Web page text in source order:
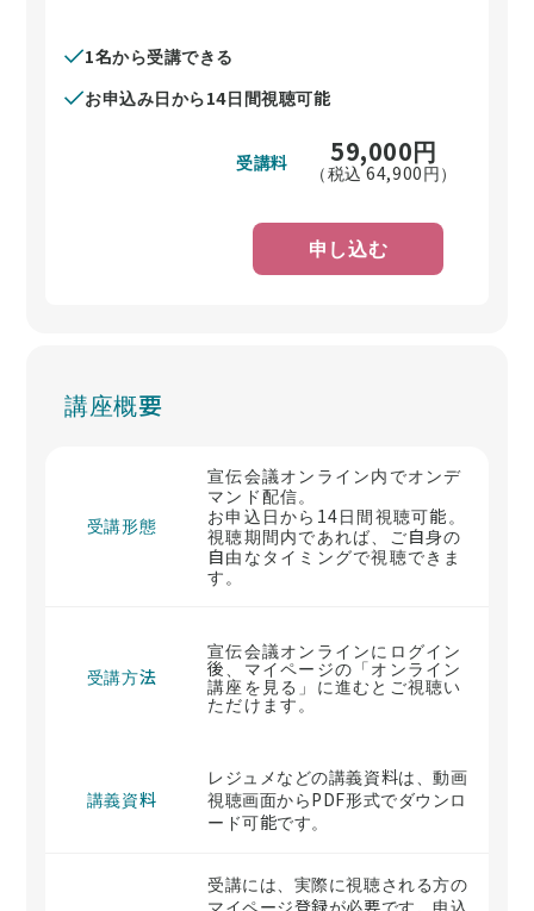
1名から受講できる
お申込み日から14日間視聴可能
受講料 59,000円
（税込64,900円）
申し込む
講座概要
受講形態
宣伝会議オンライン内でオンデ
マンド配信。
お申込日から14日間視聴可能。
視聴期間内であれば、ご自身の
自由なタイミングで視聴できま
す。
受講方法
宣伝会議オンラインにログイン
後、マイページの「オンライン
講座を見る」に進むとご視聴い
ただけます。
講義資料
レジュメなどの講義資料は、動画
視聴画面からPDF形式でダウンロ
ード可能です。
受講には、実際に視聴される方の
マイページ登録が必要です。申込